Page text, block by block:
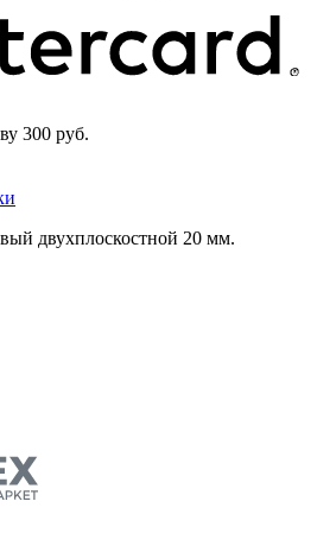
300 руб.
двухплоскостной 20 мм.